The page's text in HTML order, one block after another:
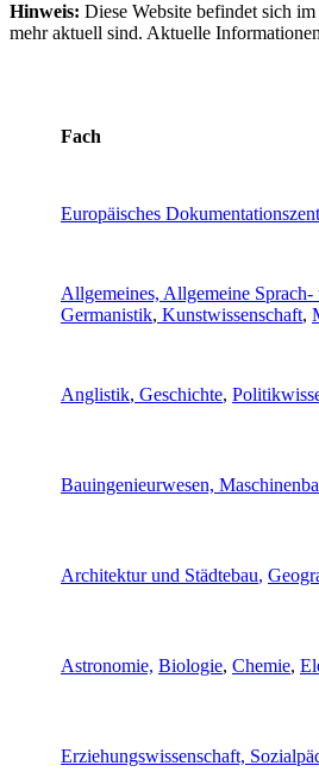
Hinweis: Diese Website befindet sich im
mehr aktuell sind. Aktuelle
Fach
Europäisches
Allgemeines, Allgemeine Sprach-
Germanistik, Kunstwissenschaft,
Anglistik, Geschichte,
Bauingenieurwesen,
Architektur und Städtebau,
Astronomie, Biologie, Chemie,
Erziehungswissenschaft,